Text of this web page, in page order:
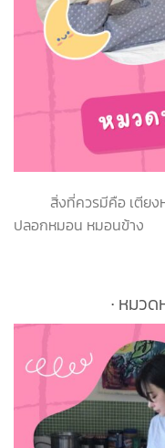
สิ่งที่ควรมีคือ เตียงห
ปลอกหมอน หมอนข้าง
∙ หมว